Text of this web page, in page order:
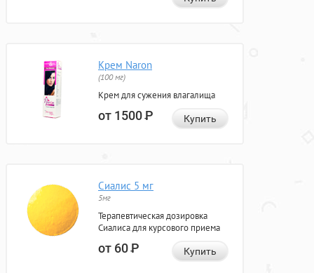
Крем Naron
(100 мг)
Крем для сужения влагалища
от 1500Р Купить
Сиалис 5 мг
5мг
Терапевтическая дозировка
Сиалиса для курсового приема
от 60Р Купить